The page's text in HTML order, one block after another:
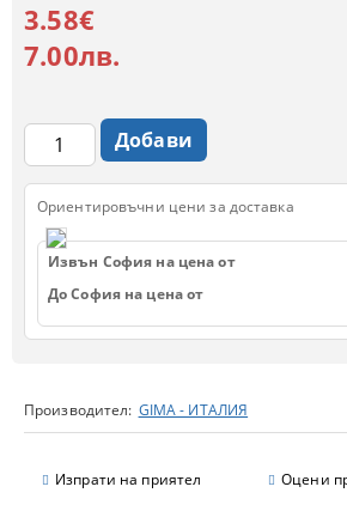
Производител: GIMA - ИТАЛИЯ
Изпрати на приятел Оцени
3.58€
7.00лв.
Ориентировъчни цени за доставка
Извън София на цена от
До София на цена от